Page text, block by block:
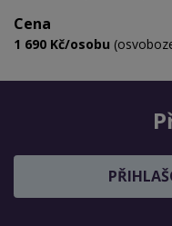
Cena
1 690 Kč/osobu